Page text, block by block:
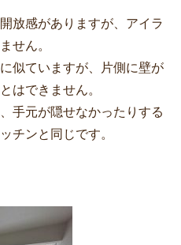
放感がありますが、アイラ
せん。
似ていますが、片側に壁が
はできません。
手元が隠せなかったりする
チンと同じです。